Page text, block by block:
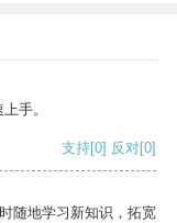
手。
支持[0] 反对[0]
随地学习新知识，拓宽